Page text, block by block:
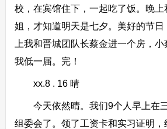
校，在宾馆住下，一起吃了饭。晚上
姐，才知道明天是七夕。美好的节
上我和晋城团队长蔡金进一个房，
我低一届。完！
xx.8 . 16 晴
今天依然晴。我们9个人早上在
组委会了。领了工资卡和实习证明